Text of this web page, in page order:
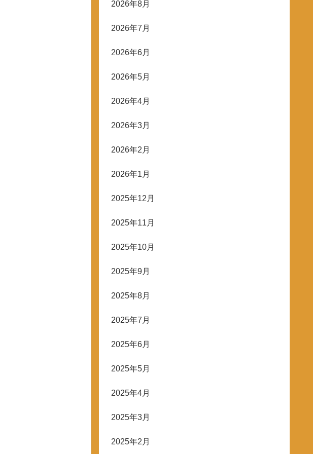
2026年8月
2026年7月
2026年6月
2026年5月
2026年4月
2026年3月
2026年2月
2026年1月
2025年12月
2025年11月
2025年10月
2025年9月
2025年8月
2025年7月
2025年6月
2025年5月
2025年4月
2025年3月
2025年2月